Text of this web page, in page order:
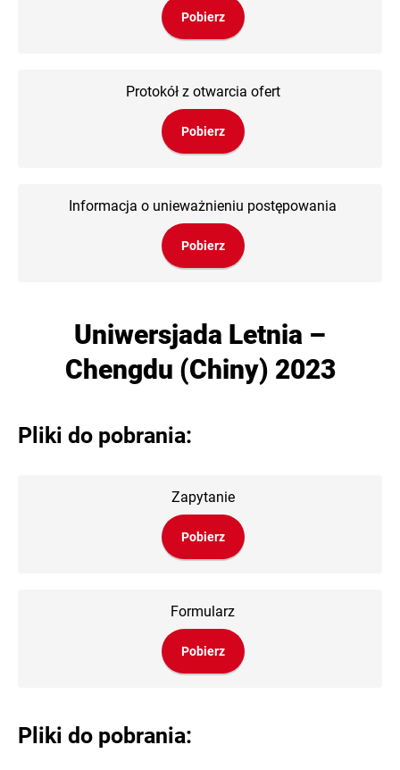
Pobierz
Protokół z otwarcia ofert
Pobierz
Informacja o unieważnieniu postępowania
Pobierz
Uniwersjada Letnia –
Chengdu (Chiny) 2023
Pliki do pobrania:
Zapytanie
Pobierz
Formularz
Pobierz
Pliki do pobrania: